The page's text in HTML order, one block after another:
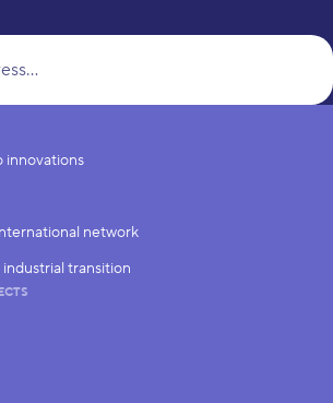
innovations
network
transition